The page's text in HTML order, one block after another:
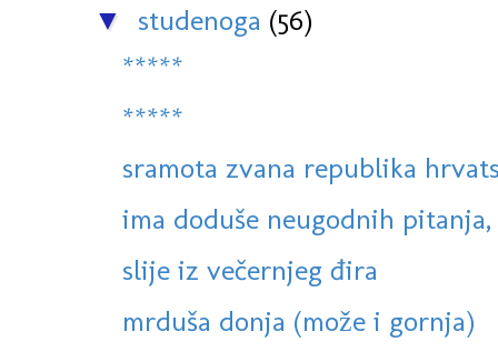
▼ studenoga (56)
*****
*****
sramota zvana republika
ima doduše neugodnih
slije iz večernjeg đira
mrduša donja (može i gornja)